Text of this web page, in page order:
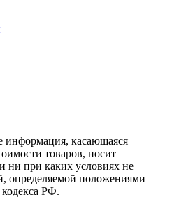
информация, касающаяся
товаров, носит
ни при каких условиях не
определяемой положениями
РФ.